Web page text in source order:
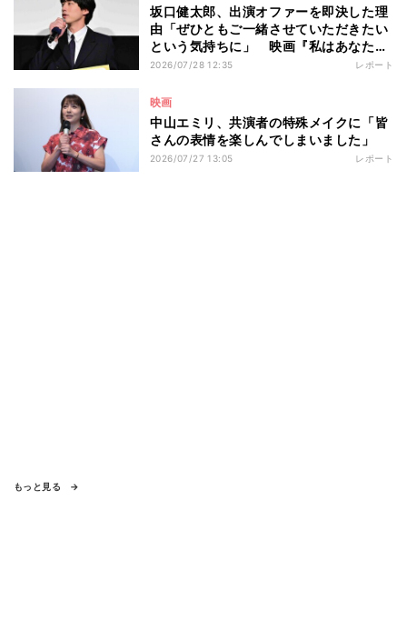
坂口健太郎、出演オファーを即決した理
由「ぜひともご一緒させていただきたい
という気持ちに」 映画『私はあなたを
知らない、』完成披露舞台挨拶
2026/07/28 12:35 レポート
映画
中山エミリ、共演者の特殊メイクに「皆
さんの表情を楽しんでしまいました」
2026/07/27 13:05 レポート
もっと見る